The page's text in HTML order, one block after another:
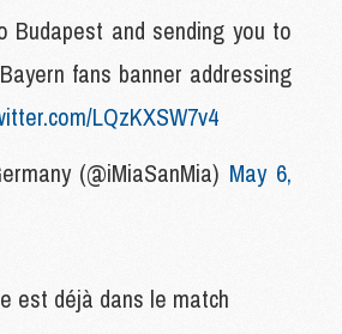
Budapest and sending you to
fans banner addressing
LQzKXSW7v4
(@iMiaSanMia) May 6,
est déjà dans le match